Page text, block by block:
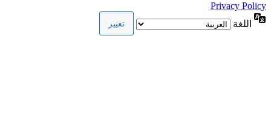
Privacy Policy
اللغة